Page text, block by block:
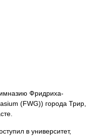
Фридриха-
(FWG)) города Трир,
в университет,